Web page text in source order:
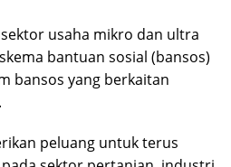
usaha mikro dan ultra
bantuan sosial (bansos)
bansos yang berkaitan
peluang untuk terus